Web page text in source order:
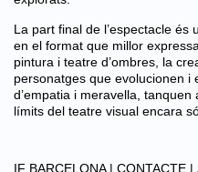
La part final de l’espectacle
en el format que millor
pintura i teatre d’ombres, la
personatges que evolucionen i
d’empatia i meravella,
límits del teatre visual encara
IF BARCELONA | CONTACTE |